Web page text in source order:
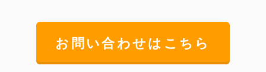
お問い合わせはこちら